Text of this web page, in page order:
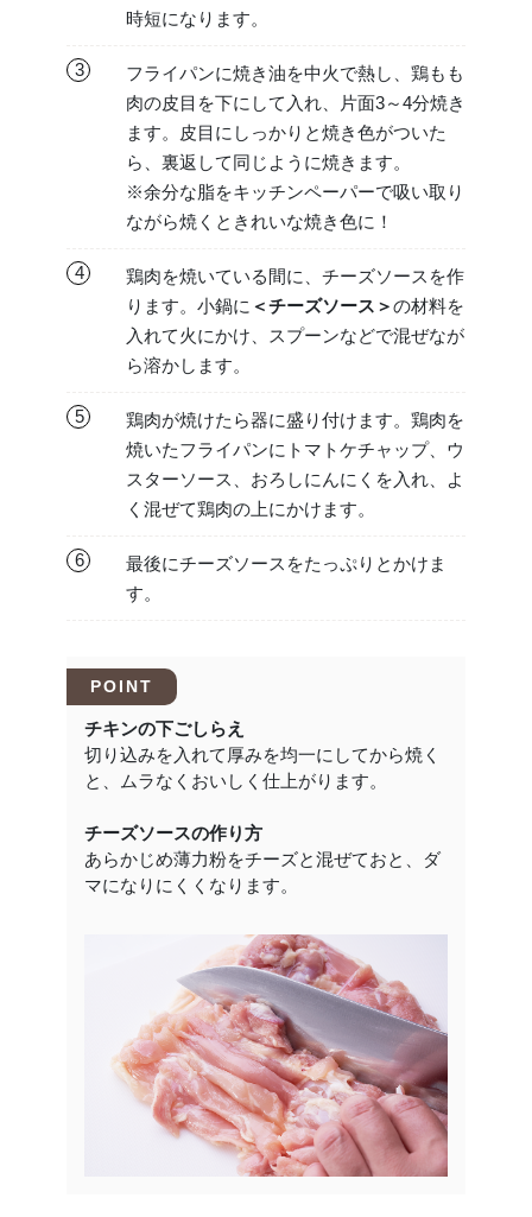
時短になります。
3
フライパンに焼き油を中火で熱し、鶏もも
肉の皮目を下にして入れ、片面3～4分焼き
ます。皮目にしっかりと焼き色がついた
ら、裏返して同じように焼きます。
※余分な脂をキッチンペーパーで吸い取り
ながら焼くときれいな焼き色に！
4
鶏肉を焼いている間に、チーズソースを作
ります。小鍋に ＜チーズソース＞の材料を
入れて火にかけ、スプーンなどで混ぜなが
ら溶かします。
5
鶏肉が焼けたら器に盛り付けます。鶏肉を
焼いたフライパンにトマトケチャップ、ウ
スターソース、おろしにんにくを入れ、よ
く混ぜて鶏肉の上にかけます。
6
最後にチーズソースをたっぷりとかけま
す。
POINT
チキンの下ごしらえ
切り込みを入れて厚みを均一にしてから焼く
と、ムラなくおいしく仕上がります。
チーズソースの作り方
あらかじめ薄力粉をチーズと混ぜておと、ダ
マになりにくくなります。